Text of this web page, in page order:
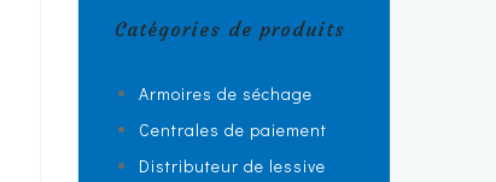
Catégories de produits
Armoires de séchage
Centrales de paiement
Distributeur de lessive